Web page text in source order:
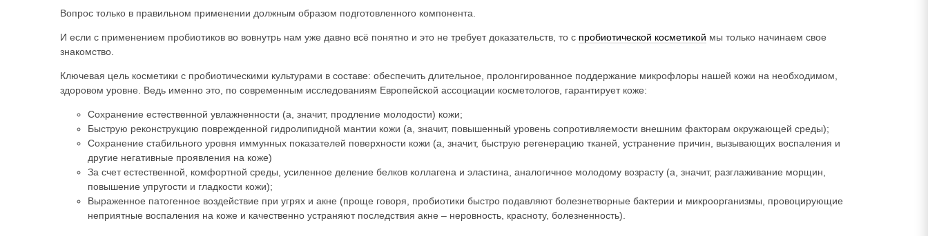
Вопрос только в правильном применении должным образом подготовленного компонента.
И если с применением пробиотиков во вовнутрь нам уже давно всё понятно и это не требует доказательств, то с пробиотической косметикой мы только начинаем свое
знакомство.
Ключевая цель косметики с пробиотическими культурами в составе: обеспечить длительное, пролонгированное поддержание микрофлоры нашей кожи на необходимом,
здоровом уровне. Ведь именно это, по современным исследованиям Европейской ассоциации косметологов, гарантирует коже:
Сохранение естественной увлажненности (а, значит, продление молодости) кожи;
Быструю реконструкцию поврежденной гидролипидной мантии кожи (а, значит, повышенный уровень сопротивляемости внешним факторам окружающей среды);
Сохранение стабильного уровня иммунных показателей поверхности кожи (а, значит, быструю регенерацию тканей, устранение причин, вызывающих воспаления и
другие негативные проявления на коже)
За счет естественной, комфортной среды, усиленное деление белков коллагена и эластина, аналогичное молодому возрасту (а, значит, разглаживание морщин,
повышение упругости и гладкости кожи);
Выраженное патогенное воздействие при угрях и акне (проще говоря, пробиотики быстро подавляют болезнетворные бактерии и микроорганизмы, провоцирующие
неприятные воспаления на коже и качественно устраняют последствия акне – неровность, красноту, болезненность).